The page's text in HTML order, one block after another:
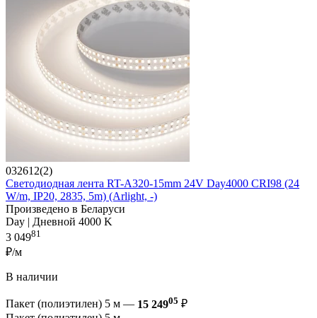
032612(2)
Светодиодная лента RT-A320-15mm 24V Day4000 CRI98 (24
W/m, IP20, 2835, 5m) (Arlight, -)
Произведено в Беларуси
Day | Дневной 4000 K
3 04981
₽/м
В наличии
Пакет (полиэтилен) 5 м — 15 24905 ₽